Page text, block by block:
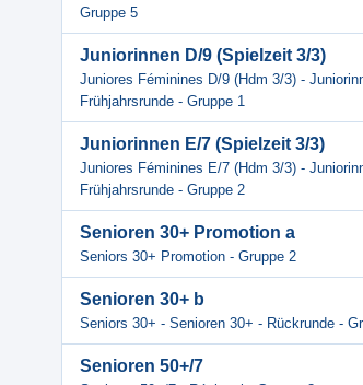
Gruppe 5
Juniorinnen D/9 (Spielzeit 3/3)
Juniores Féminines D/9 (Hdm 3/3) -
Frühjahrsrunde - Gruppe 1
Juniorinnen E/7 (Spielzeit 3/3)
Juniores Féminines E/7 (Hdm 3/3) -
Frühjahrsrunde - Gruppe 2
Senioren 30+ Promotion a
Seniors 30+ Promotion - Gruppe 2
Senioren 30+ b
Seniors 30+ - Senioren 30+ - Rückrunde -
Senioren 50+/7